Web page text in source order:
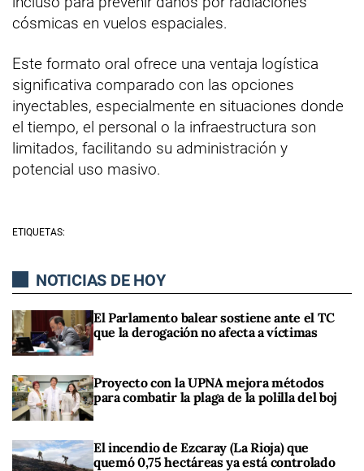
cósmicas en vuelos espaciales.
Este formato oral ofrece una ventaja logística
significativa comparado con las opciones
inyectables, especialmente en situaciones donde
el tiempo, el personal o la infraestructura son
limitados, facilitando su administración y
potencial uso masivo.
ETIQUETAS:
NOTICIAS DE HOY
El Parlamento balear sostiene ante el TC
que la derogación no afecta a víctimas
Proyecto con la UPNA mejora métodos
para combatir la plaga de la polilla del boj
El incendio de Ezcaray (La Rioja) que
quemó 0,75 hectáreas ya está controlado